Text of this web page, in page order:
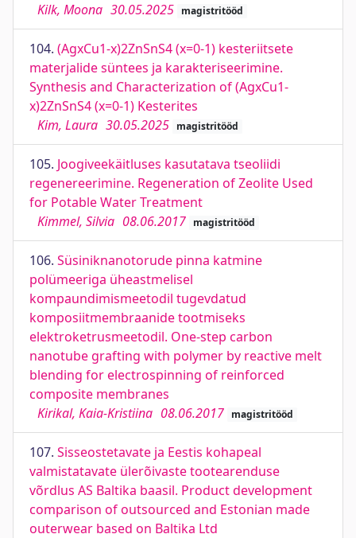
Kilk, Moona 30.05.2025 magistritööd
104. (AgxCu1-x)2ZnSnS4 (x=0-1) kesteriitsete
materjalide süntees ja karakteriseerimine.
Synthesis and Characterization of (AgxCu1-
x)2ZnSnS4 (x=0-1) Kesterites
Kim, Laura 30.05.2025 magistritööd
105. Joogiveekäitluses kasutatava tseoliidi
regenereerimine. Regeneration of Zeolite Used
for Potable Water Treatment
Kimmel, Silvia 08.06.2017 magistritööd
106. Süsiniknanotorude pinna katmine
polümeeriga üheastmelisel
kompaundimismeetodil tugevdatud
komposiitmembraanide tootmiseks
elektroketrusmeetodil. One-step carbon
nanotube grafting with polymer by reactive melt
blending for electrospinning of reinforced
composite membranes
Kirikal, Kaia-Kristiina 08.06.2017 magistritööd
107. Sisseostetavate ja Eestis kohapeal
valmistatavate ülerõivaste tootearenduse
võrdlus AS Baltika baasil. Product development
comparison of outsourced and Estonian made
outerwear based on Baltika Ltd